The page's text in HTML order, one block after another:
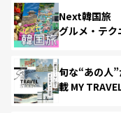
Next韓国旅
グルメ・テク
旬な“あの人
載 MY